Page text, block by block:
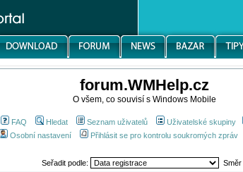
forum.WMHelp.cz
O všem, co souvisí s Windows Mobile
FAQ Hledat Seznam uživatelů Uživatelské skupiny
Osobní nastavení
Přihlásit se pro kontrolu soukromých zpráv
Seřadit podle: